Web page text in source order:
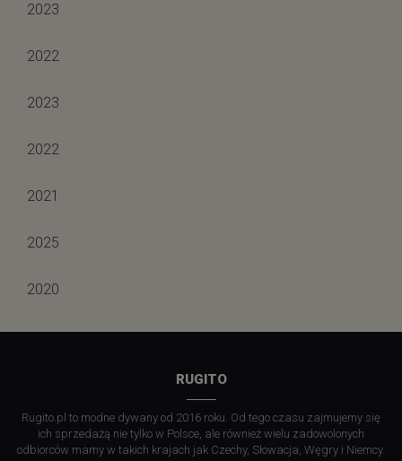
2023
2022
2023
2022
2021
2025
2020
RUGITO
Rugito.pl to modne dywany od 2016 roku. Od tego czasu zajmujemy się
ich sprzedażą nie tylko w Polsce, ale również wielu zadowolonych
odbiorców mamy w takich krajach jak Czechy, Słowacja, Węgry i Niemcy.